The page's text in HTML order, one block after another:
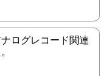
ログレコード関連